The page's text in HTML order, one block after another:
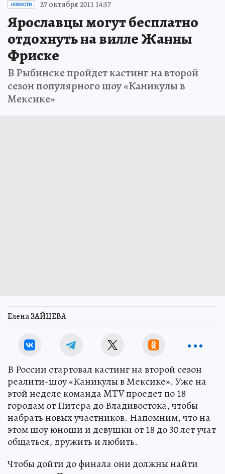
НОВОСТИ 27 октября 2011 14:57
Ярославцы могут бесплатно
отдохнуть на вилле Жанны
Фриске
В Рыбинске пройдет кастинг на второй
сезон популярного шоу «Каникулы в
Мексике»
Елена ЗАЙЦЕВА
В России стартовал кастинг на второй сезон
реалити-шоу «Каникулы в Мексике». Уже на
этой неделе команда MTV проедет по 18
городам от Питера до Владивостока, чтобы
набрать новых участников. Напомним, что на
этом шоу юноши и девушки от 18 до 30 лет учат
общаться, дружить и любить.
Чтобы дойти до финала они должны найти